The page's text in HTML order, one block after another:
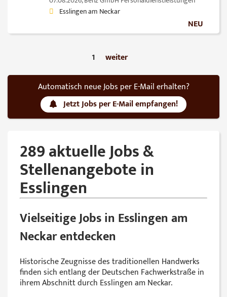
Esslingen am Neckar
NEU
1 weiter
Automatisch neue Jobs per E-Mail erhalten?
Jetzt Jobs per E-Mail empfangen!
289 aktuelle Jobs &
Stellenangebote in
Esslingen
Vielseitige Jobs in Esslingen am
Neckar entdecken
Historische Zeugnisse des traditionellen Handwerks
finden sich entlang der Deutschen Fachwerkstraße in
ihrem Abschnitt durch Esslingen am Neckar.